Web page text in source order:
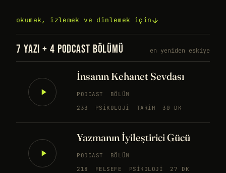
okumak, izlemek ve dinlemek için
7 YAZI + 4 PODCAST BÖLÜMÜ en yeniden eskiye
İnsanın Kehanet Sevdası
PODCAST
BÖLÜM
233
PSIKOLOJI TARIH 30 DK
Yazmanın İyileştirici Gücü
PODCAST
BÖLÜM
218
FELSEFE PSIKOLOJI 27 DK